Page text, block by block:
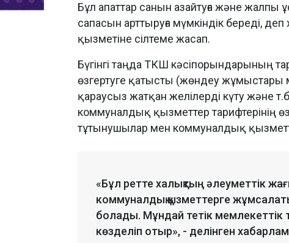
Бұл апаттар санын азайтуға және
сапасын арттыруға мүмкіндік береді,
қызметіне сілтеме жасап.
Бүгінгі таңда ТКШ кәсіпорындарының
өзгертуге қатысты (жөндеу
қараусыз жатқан желілерді күту және
коммуналдық қызметтер тарифтерінің
тұтынушылар мен коммуналдық
«Бұл ретте халықтың әлеуметтік
коммуналдық қызметтерге
болады. Мұндай тетік мемлекеттік
көзделіп отыр», - делінген